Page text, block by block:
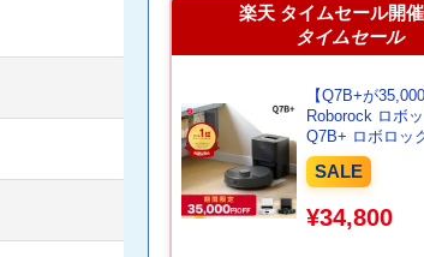
楽天 タイムセール開催
タイムセール
【Q7B+が
Roborock ロボ
Q7B+ ロボロッ
ット 水拭き対応
ミ収集 静音設計
ット対応 自動充
すすめモデル
SALE
¥34,800